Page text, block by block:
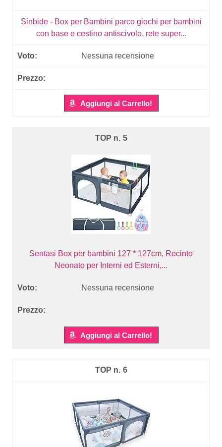
Sinbide - Box per Bambini parco giochi per bambini
con base e cestino antiscivolo, rete super...
Nessuna recensione
Aggiungi al Carrello!
5
Sentasi Box per bambini 127 * 127cm, Recinto
Neonato per Interni ed Esterni,...
Nessuna recensione
Aggiungi al Carrello!
6